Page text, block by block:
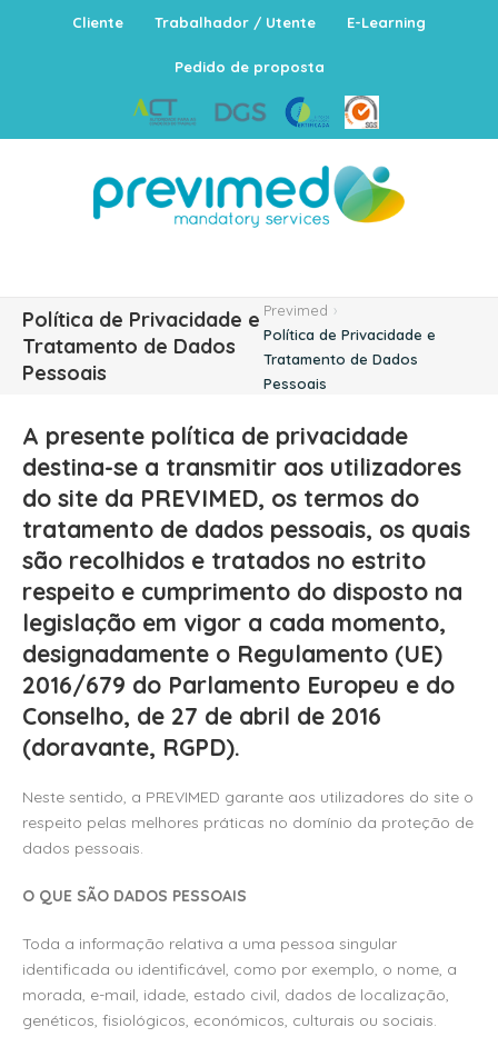
Cliente Trabalhador / Utente E-Learning
Pedido de proposta
Política de Privacidade e
Tratamento de Dados
Pessoais
Previmed ›
Política de Privacidade e
Tratamento de Dados
Pessoais
A presente política de privacidade
destina-se a transmitir aos utilizadores
do site da PREVIMED, os termos do
tratamento de dados pessoais, os quais
são recolhidos e tratados no estrito
respeito e cumprimento do disposto na
legislação em vigor a cada momento,
designadamente o Regulamento (UE)
2016/679 do Parlamento Europeu e do
Conselho, de 27 de abril de 2016
(doravante, RGPD).
Neste sentido, a PREVIMED garante aos utilizadores do site o
respeito pelas melhores práticas no domínio da proteção de
dados pessoais.
O QUE SÃO DADOS PESSOAIS
Toda a informação relativa a uma pessoa singular
identificada ou identificável, como por exemplo, o nome, a
morada, e-mail, idade, estado civil, dados de localização,
genéticos, fisiológicos, económicos, culturais ou sociais.